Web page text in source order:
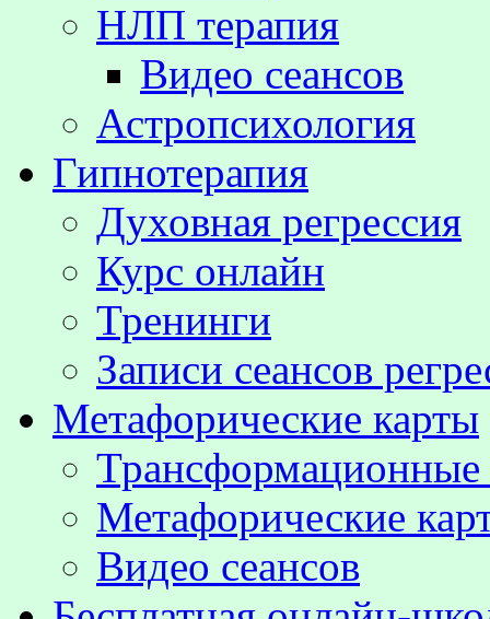
НЛП терапия
Видео сеансов
Астропсихология
Гипнотерапия
Духовная регрессия
Курс онлайн
Тренинги
Записи сеансов
Метафорические карты
Метафорические
Видео сеансов